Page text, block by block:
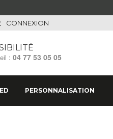
CONNEXION
: 04 77 53 05 05
PERSONNALISATION